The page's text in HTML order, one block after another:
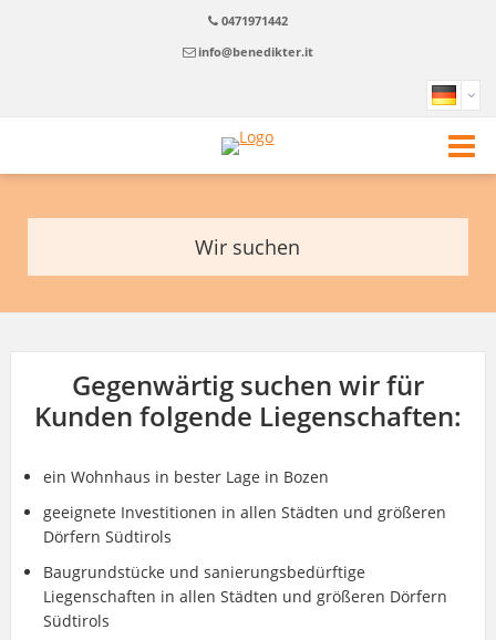
0471971442
info@benedikter.it
Wir suchen
Gegenwärtig suchen wir für
Kunden folgende Liegenschaften:
ein Wohnhaus in bester Lage in Bozen
geeignete Investitionen in allen Städten und größeren
Dörfern Südtirols
Baugrundstücke und sanierungsbedürftige
Liegenschaften in allen Städten und größeren Dörfern
Südtirols